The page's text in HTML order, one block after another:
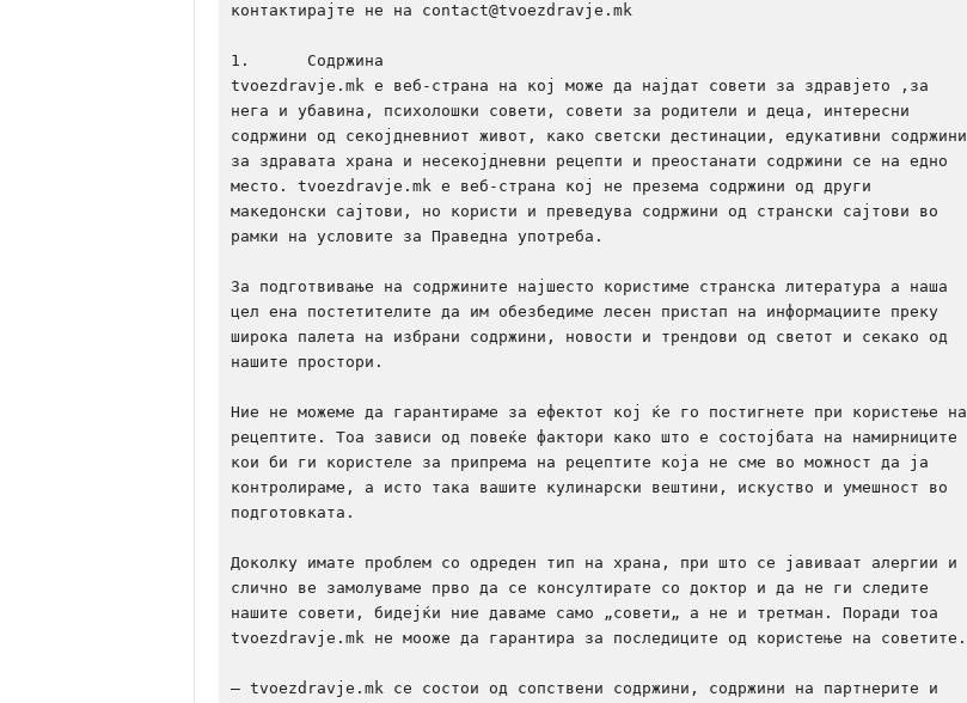
контактирајте не на contact@tvoezdravje.mk
1.	Содржина
tvoezdravje.mk е веб-страна на кој може да најдат совети за здравјетo ,за
нега и убавина, психолошки совети, совети за родители и деца, интересни
содржини од секојдневниот живот, како светски дестинации, едукативни содржини
за здравата храна и несекојдневни рецепти и преостанати содржини се на едно
место. tvoezdravje.mk е веб-страна кој не презема содржини од други
македонски сајтови, но користи и преведува содржини од странски сајтови во
рамки на условите за Праведна употреба.
За подготвивање на содржините најшесто користиме странска литература а наша
цел ена постетителите да им обезбедиме лесен пристап на информациите преку
широка палета на избрани содржини, новости и трендови од светот и секако од
нашите простори.
Ние не можеме да гарантираме за ефектот кој ќе го постигнете при користење на
рецептите. Тоа зависи од повеќе фактори како што е состојбата на намирниците
кои би ги користеле за припрема на рецептите која не сме во можност да ја
контролираме, а исто така вашите кулинарски вештини, искуство и умешност во
подготовката.
Доколку имате проблем со одреден тип на храна, при што се јавиваат алергии и
слично ве замолуваме прво да се консултирате со доктор и да не ги следите
нашите совети, бидејќи ние даваме само „совети„ а не и третман. Поради тоа
tvoezdravje.mk не мооже да гарантира за последиците од користење на советите.
– tvoezdravje.mk се состои од сопствени содржини, содржини на партнерите и